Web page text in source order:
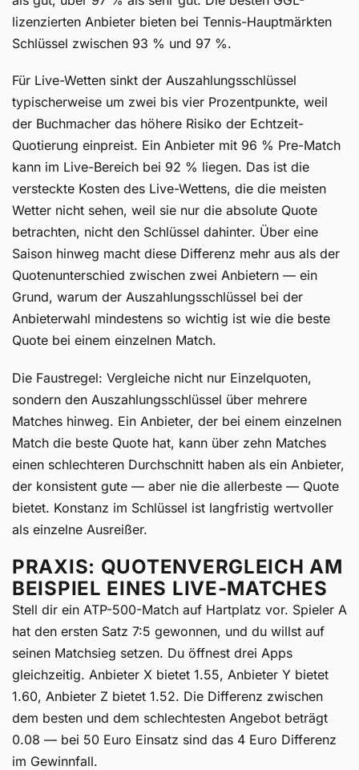
lizenzierten Anbieter bieten bei Tennis-Hauptmärkten
Schlüssel zwischen 93 % und 97 %.
Für Live-Wetten sinkt der Auszahlungsschlüssel
typischerweise um zwei bis vier Prozentpunkte, weil
der Buchmacher das höhere Risiko der Echtzeit-
Quotierung einpreist. Ein Anbieter mit 96 % Pre-Match
kann im Live-Bereich bei 92 % liegen. Das ist die
versteckte Kosten des Live-Wettens, die die meisten
Wetter nicht sehen, weil sie nur die absolute Quote
betrachten, nicht den Schlüssel dahinter. Über eine
Saison hinweg macht diese Differenz mehr aus als der
Quotenunterschied zwischen zwei Anbietern — ein
Grund, warum der Auszahlungsschlüssel bei der
Anbieterwahl mindestens so wichtig ist wie die beste
Quote bei einem einzelnen Match.
Die Faustregel: Vergleiche nicht nur Einzelquoten,
sondern den Auszahlungsschlüssel über mehrere
Matches hinweg. Ein Anbieter, der bei einem einzelnen
Match die beste Quote hat, kann über zehn Matches
einen schlechteren Durchschnitt haben als ein Anbieter,
der konsistent gute — aber nie die allerbeste — Quote
bietet. Konstanz im Schlüssel ist langfristig wertvoller
als einzelne Ausreißer.
PRAXIS: QUOTENVERGLEICH AM
BEISPIEL EINES LIVE-MATCHES
Stell dir ein ATP-500-Match auf Hartplatz vor. Spieler A
hat den ersten Satz 7:5 gewonnen, und du willst auf
seinen Matchsieg setzen. Du öffnest drei Apps
gleichzeitig. Anbieter X bietet 1.55, Anbieter Y bietet
1.60, Anbieter Z bietet 1.52. Die Differenz zwischen
dem besten und dem schlechtesten Angebot beträgt
0.08 — bei 50 Euro Einsatz sind das 4 Euro Differenz
im Gewinnfall.